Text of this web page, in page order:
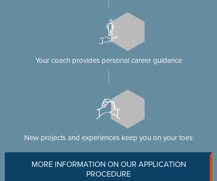
Your coach provides personal career guidance
New projects and experiences keep you on your toes
MORE INFORMATION ON OUR APPLICATION
PROCEDURE